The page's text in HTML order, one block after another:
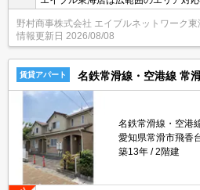
野村商事株式会社 エイブルネットワーク東
情報更新日 2026/08/08
賃貸アパート 名鉄常滑線・空港線 常
名鉄常滑線・空港
愛知県常滑市飛香
築13年
2階建